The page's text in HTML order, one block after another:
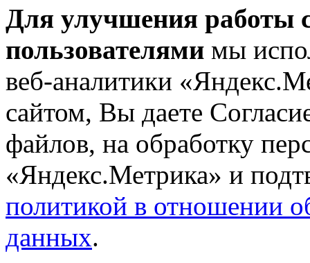
Для улучшения работы
пользователями мы
веб-аналитики
сайтом, Вы даете
файлов, на обработку
«Яндекс.Метрика» и
политикой в отношении
данных.